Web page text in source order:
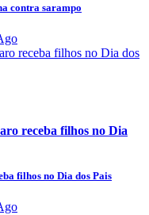
contra sarampo
receba filhos no Dia
filhos no Dia dos Pais